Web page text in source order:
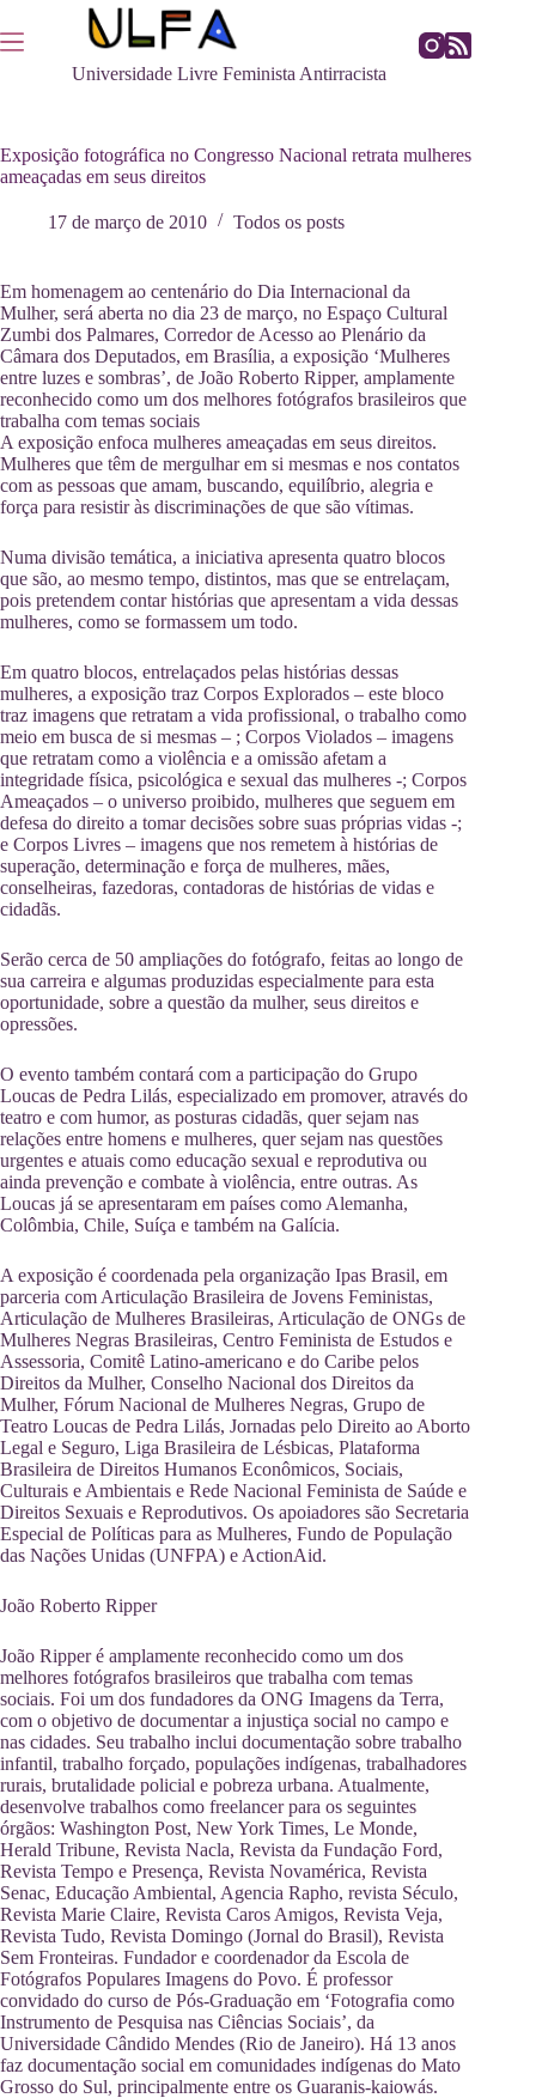
para
o
Universidade Livre Feminista Antirracista
Exposição fotográfica no Congresso Nacional retrata mulheres
ameaçadas em seus direitos
17 de março de 2010 Todos os posts
Em homenagem ao centenário do Dia Internacional da
Mulher, será aberta no dia 23 de março, no Espaço Cultural
Zumbi dos Palmares, Corredor de Acesso ao Plenário da
Câmara dos Deputados, em Brasília, a exposição ‘Mulheres
entre luzes e sombras’, de João Roberto Ripper, amplamente
reconhecido como um dos melhores fotógrafos brasileiros que
trabalha com temas sociais
A exposição enfoca mulheres ameaçadas em seus direitos.
Mulheres que têm de mergulhar em si mesmas e nos contatos
com as pessoas que amam, buscando, equilíbrio, alegria e
força para resistir às discriminações de que são vítimas.
Numa divisão temática, a iniciativa apresenta quatro blocos
que são, ao mesmo tempo, distintos, mas que se entrelaçam,
pois pretendem contar histórias que apresentam a vida dessas
mulheres, como se formassem um todo.
Em quatro blocos, entrelaçados pelas histórias dessas
mulheres, a exposição traz Corpos Explorados – este bloco
traz imagens que retratam a vida profissional, o trabalho como
meio em busca de si mesmas – ; Corpos Violados – imagens
que retratam como a violência e a omissão afetam a
integridade física, psicológica e sexual das mulheres -; Corpos
Ameaçados – o universo proibido, mulheres que seguem em
defesa do direito a tomar decisões sobre suas próprias vidas -;
e Corpos Livres – imagens que nos remetem à histórias de
superação, determinação e força de mulheres, mães,
conselheiras, fazedoras, contadoras de histórias de vidas e
cidadãs.
Serão cerca de 50 ampliações do fotógrafo, feitas ao longo de
sua carreira e algumas produzidas especialmente para esta
oportunidade, sobre a questão da mulher, seus direitos e
opressões.
O evento também contará com a participação do Grupo
Loucas de Pedra Lilás, especializado em promover, através do
teatro e com humor, as posturas cidadãs, quer sejam nas
relações entre homens e mulheres, quer sejam nas questões
urgentes e atuais como educação sexual e reprodutiva ou
ainda prevenção e combate à violência, entre outras. As
Loucas já se apresentaram em países como Alemanha,
Colômbia, Chile, Suíça e também na Galícia.
A exposição é coordenada pela organização Ipas Brasil, em
parceria com Articulação Brasileira de Jovens Feministas,
Articulação de Mulheres Brasileiras, Articulação de ONGs de
Mulheres Negras Brasileiras, Centro Feminista de Estudos e
Assessoria, Comitê Latino-americano e do Caribe pelos
Direitos da Mulher, Conselho Nacional dos Direitos da
Mulher, Fórum Nacional de Mulheres Negras, Grupo de
Teatro Loucas de Pedra Lilás, Jornadas pelo Direito ao Aborto
Legal e Seguro, Liga Brasileira de Lésbicas, Plataforma
Brasileira de Direitos Humanos Econômicos, Sociais,
Culturais e Ambientais e Rede Nacional Feminista de Saúde e
Direitos Sexuais e Reprodutivos. Os apoiadores são Secretaria
Especial de Políticas para as Mulheres, Fundo de População
das Nações Unidas (UNFPA) e ActionAid.
João Roberto Ripper
João Ripper é amplamente reconhecido como um dos
melhores fotógrafos brasileiros que trabalha com temas
sociais. Foi um dos fundadores da ONG Imagens da Terra,
com o objetivo de documentar a injustiça social no campo e
nas cidades. Seu trabalho inclui documentação sobre trabalho
infantil, trabalho forçado, populações indígenas, trabalhadores
rurais, brutalidade policial e pobreza urbana. Atualmente,
desenvolve trabalhos como freelancer para os seguintes
órgãos: Washington Post, New York Times, Le Monde,
Herald Tribune, Revista Nacla, Revista da Fundação Ford,
Revista Tempo e Presença, Revista Novamérica, Revista
Senac, Educação Ambiental, Agencia Rapho, revista Século,
Revista Marie Claire, Revista Caros Amigos, Revista Veja,
Revista Tudo, Revista Domingo (Jornal do Brasil), Revista
Sem Fronteiras. Fundador e coordenador da Escola de
Fotógrafos Populares Imagens do Povo. É professor
convidado do curso de Pós-Graduação em ‘Fotografia como
Instrumento de Pesquisa nas Ciências Sociais’, da
Universidade Cândido Mendes (Rio de Janeiro). Há 13 anos
faz documentação social em comunidades indígenas do Mato
Grosso do Sul, principalmente entre os Guaranis-kaiowás.